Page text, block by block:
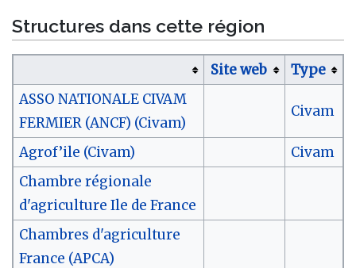
Structures dans cette région
Site web
Type
ASSO NATIONALE CIVAM
FERMIER (ANCF) (Civam)
Civam
Agrof’ile (Civam)
Civam
Chambre régionale
d'agriculture Ile de France
Chambres d'agriculture
France (APCA)